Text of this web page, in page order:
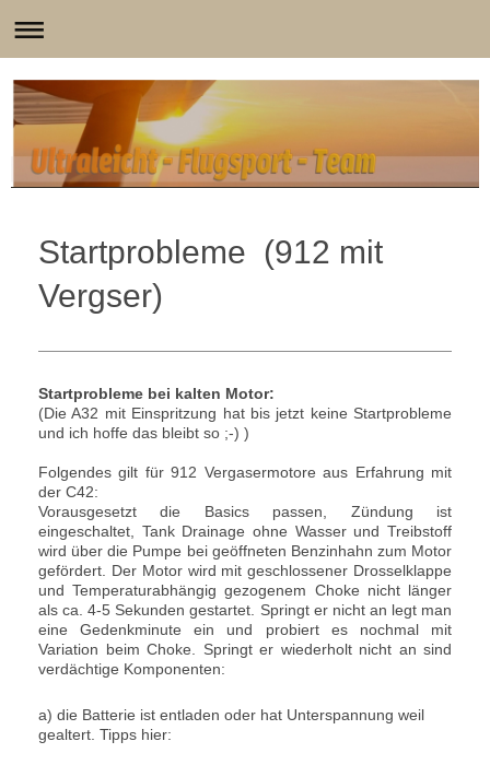
Startprobleme (912 mit
Vergser)
Startprobleme bei kalten Motor:
(Die A32 mit Einspritzung hat bis jetzt keine Startprobleme
und ich hoffe das bleibt so ;-) )
Folgendes gilt für 912 Vergasermotore aus Erfahrung mit
der C42:
Vorausgesetzt die Basics passen, Zündung ist
eingeschaltet, Tank Drainage ohne Wasser und Treibstoff
wird über die Pumpe bei geöffneten Benzinhahn zum Motor
gefördert. Der Motor wird mit geschlossener Drosselklappe
und Temperaturabhängig gezogenem Choke nicht länger
als ca. 4-5 Sekunden gestartet. Springt er nicht an legt man
eine Gedenkminute ein und probiert es nochmal mit
Variation beim Choke. Springt er wiederholt nicht an sind
verdächtige Komponenten:
a) die Batterie ist entladen oder hat Unterspannung weil
gealtert. Tipps hier: